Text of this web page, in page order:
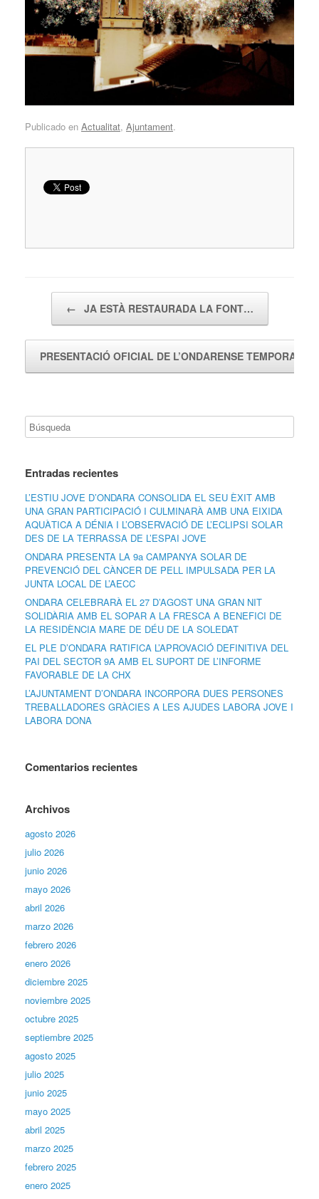
Publicado en Actualitat, Ajuntament.
← JA ESTÀ RESTAURADA LA FONT…
PRESENTACIÓ OFICIAL DE L’ONDARENSE
Entradas recientes
L’ESTIU JOVE D’ONDARA CONSOLIDA EL SEU ÈXIT AMB
UNA GRAN PARTICIPACIÓ I CULMINARÀ AMB UNA EIXIDA
AQUÀTICA A DÉNIA I L’OBSERVACIÓ DE L’ECLIPSI SOLAR
DES DE LA TERRASSA DE L’ESPAI JOVE
ONDARA PRESENTA LA 9a CAMPANYA SOLAR DE
PREVENCIÓ DEL CÀNCER DE PELL IMPULSADA PER LA
JUNTA LOCAL DE L’AECC
ONDARA CELEBRARÀ EL 27 D’AGOST UNA GRAN NIT
SOLIDÀRIA AMB EL SOPAR A LA FRESCA A BENEFICI DE
LA RESIDÈNCIA MARE DE DÉU DE LA SOLEDAT
EL PLE D’ONDARA RATIFICA L’APROVACIÓ DEFINITIVA DEL
PAI DEL SECTOR 9A AMB EL SUPORT DE L’INFORME
FAVORABLE DE LA CHX
L’AJUNTAMENT D’ONDARA INCORPORA DUES PERSONES
TREBALLADORES GRÀCIES A LES AJUDES LABORA JOVE I
LABORA DONA
Comentarios recientes
Archivos
agosto 2026
julio 2026
junio 2026
mayo 2026
abril 2026
marzo 2026
febrero 2026
enero 2026
diciembre 2025
noviembre 2025
octubre 2025
septiembre 2025
agosto 2025
julio 2025
junio 2025
mayo 2025
abril 2025
marzo 2025
febrero 2025
enero 2025